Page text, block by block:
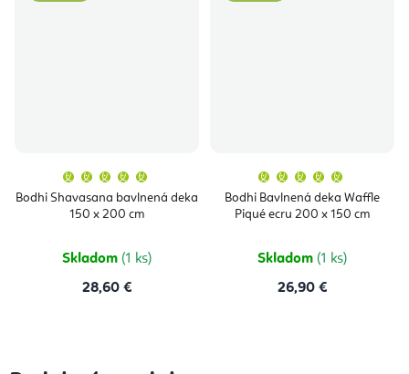
Bodhi Shavasana bavlnená deka
150 x 200 cm
produktu
je
Skladom (1 ks)
28,60 €
Bodhi Bavlnená deka Waffle
Piqué ecru 200 x 150 cm
produktu
je
5,0
Skladom (1 ks)
26,90 €